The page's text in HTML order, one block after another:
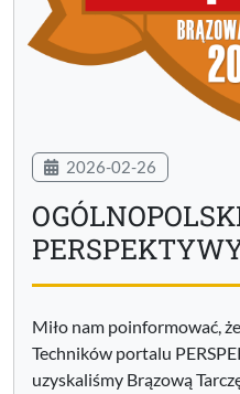
2026-02-26
Miło nam poinformować,
Techników portalu
uzyskaliśmy Brązową